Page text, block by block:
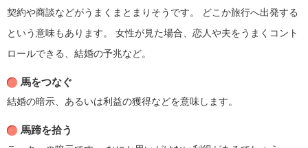
契約や商談などがうまくまとまりそうです。
どこか旅行へ出発する
という意味もあります。
女性が見た場合、恋人や夫をうまくコント
ロールできる、結婚の予兆など。
馬をつなぐ
結婚の暗示、あるいは利益の獲得などを意味します。
馬蹄を拾う